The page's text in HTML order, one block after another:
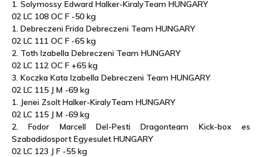
1. Solymossy Edward Halker-KiralyTeam HUNGARY
02 LC 108 OC F -50 kg
1. Debreczeni Frida Debreczeni Team HUNGARY
02 LC 111 OC F -65 kg
2. Toth Izabella Debreczeni Team HUNGARY
02 LC 112 OC F +65 kg
3. Koczka Kata Izabella Debreczeni Team HUNGARY
02 LC 115 J M -69 kg
1. Jenei Zsolt Halker-KiralyTeam HUNGARY
02 LC 115 J M -69 kg
2. Fodor Marcell Del-Pesti Dragonteam Kick-box es
Szabadidosport Egyesulet HUNGARY
02 LC 123 J F -55 kg